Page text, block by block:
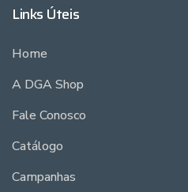
Links Úteis
Home
A DGA Shop
Fale Conosco
Catálogo
Campanhas